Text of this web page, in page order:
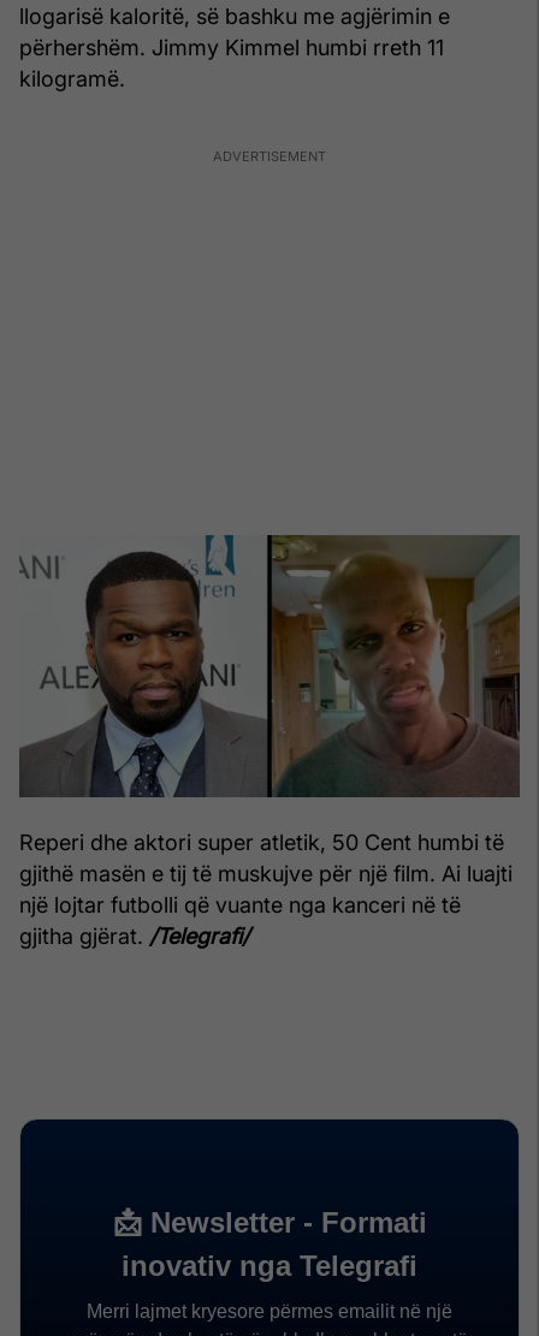
llogarisë kaloritë, së bashku me agjërimin e
përhershëm. Jimmy Kimmel humbi rreth 11
kilogramë.
Reperi dhe aktori super atletik, 50 Cent humbi të
gjithë masën e tij të muskujve për një film. Ai luajti
një lojtar futbolli që vuante nga kanceri në të
gjitha gjërat. /Telegrafi/